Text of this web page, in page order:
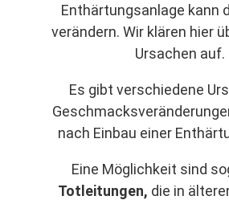
Enthärtungsanlage kann
verändern. Wir klären hier
Ursachen auf.
Es gibt verschiedene
nach Einbau einer
Eine Möglichkeit sind
Totleitungen, die in